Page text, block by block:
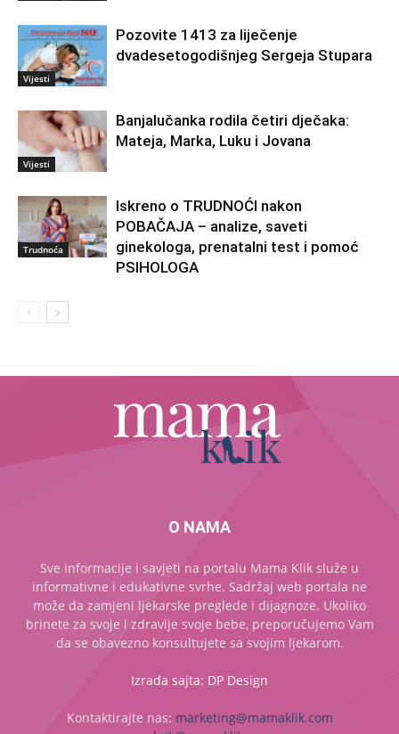
Vijesti
Pozovite 1413 za liječenje
dvadesetogodišnjeg Sergeja Stupara
Vijesti
Banjalučanka rodila četiri dječaka:
Mateja, Marka, Luku i Jovana
Trudnoća
Iskreno o TRUDNOĆI nakon
POBAČAJA – analize, saveti
ginekologa, prenatalni test i pomoć
PSIHOLOGA
O NAMA
Sve informacije i savjeti na portalu Mama Klik služe u
informativne i edukativne svrhe. Sadržaj web portala ne
može da zamjeni ljekarske preglede i dijagnoze. Ukoliko
brinete za svoje i zdravlje svoje bebe, preporučujemo Vam
da se obavezno konsultujete sa svojim ljekarom.
Izrada sajta: DP Design
Kontaktirajte nas: marketing@mamaklik.com